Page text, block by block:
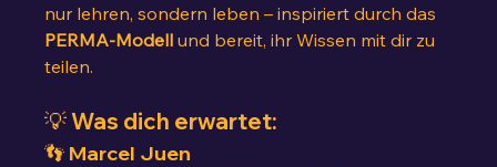
nur lehren, sondern leben – inspiriert durch das
PERMA-Modell und bereit, ihr Wissen mit dir zu
teilen.
💡 Was dich erwartet:
👣 Marcel Juen